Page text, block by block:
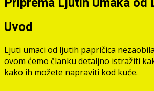
Uvod
Ljuti umaci od ljutih papričica
ovom ćemo članku detaljno istražiti
kako ih možete napraviti kod kuće.